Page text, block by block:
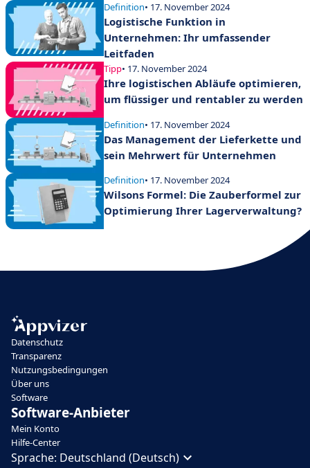
Definition• 17. November 2024
Logistische Funktion in
Unternehmen: Ihr umfassender
Leitfaden
Tipp• 17. November 2024
Ihre logistischen Abläufe optimieren,
um flüssiger und rentabler zu werden
Definition• 17. November 2024
Das Management der Lieferkette und
sein Mehrwert für Unternehmen
Definition• 17. November 2024
Wilsons Formel: Die Zauberformel zur
Optimierung Ihrer Lagerverwaltung?
Datenschutz
Transparenz
Nutzungsbedingungen
Über uns
Software
Software-Anbieter
Mein Konto
Hilfe-Center
Sprache: Deutschland (Deutsch)